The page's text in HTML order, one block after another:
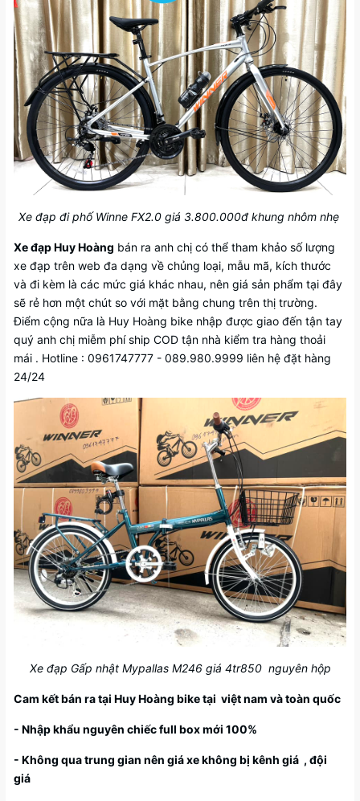
Xe đạp đi phố Winne FX2.0 giá 3.800.000đ khung nhôm nhẹ
Xe đạp Huy Hoàng bán ra anh chị có thể tham khảo số lượng
xe đạp trên web đa dạng về chủng loại, mẫu mã, kích thước
và đi kèm là các mức giá khác nhau, nên giá sản phẩm tại đây
sẽ rẻ hơn một chút so với mặt bằng chung trên thị trường.
Điểm cộng nữa là Huy Hoàng bike nhập được giao đến tận tay
quý anh chị miễm phí ship COD tận nhà kiểm tra hàng thoải
mái . Hotline : 0961747777 - 089.980.9999 liên hệ đặt hàng
24/24
Xe đạp Gấp nhật Mypallas M246 giá 4tr850 nguyên hộp
Cam kết bán ra tại Huy Hoàng bike tại việt nam và toàn quốc
- Nhập khẩu nguyên chiếc full box mới 100%
- Không qua trung gian nên giá xe không bị kênh giá , đội
giá